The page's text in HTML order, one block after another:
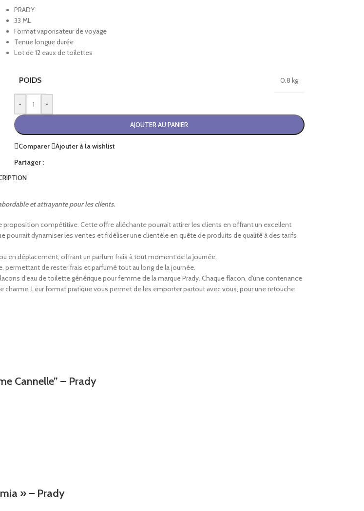
PRADY
33 ML
Format vaporisateur de voyage
Tenue longue durée
Lot de 12 eaux de toilettes
POIDS 0.8 kg
- +
AJOUTER AU PANIER
Comparer
Ajouter à la wishlist
Partager :
et attrayante pour les clients.
proposition compétitive. Cette offre alléchante pourrait attirer les clients en offrant un excellent
dynamiser les ventes et fidéliser une clientèle en quête de produits de qualité à des tarifs
en déplacement, offrant un parfum frais à tout moment de la journée.
permettant de rester frais et parfumé tout au long de la journée.
d’eau de toilette générique pour femme de la marque Prady. Chaque flacon, d’une contenance
Leur format pratique vous permet de les emporter partout avec vous, pour une retouche
Cannelle” – Prady
» – Prady